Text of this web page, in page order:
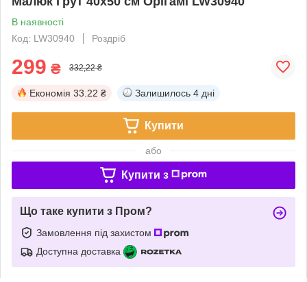
В наявності
Код: LW30940
Роздріб
299 ₴ 332,22 ₴
Економія 33.22 ₴ Залишилось 4 дні
Купити
або
Купити з
Що таке купити з Пром?
Замовлення під захистом
Доступна доставка